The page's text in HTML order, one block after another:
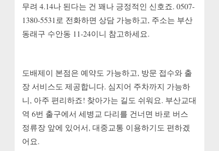
무려 4.14나 된다는 건 꽤나 긍정적인 신호죠. 0507-
1380-5531로 전화하면 상담 가능하고, 주소는 부산
동래구 수안동 11-24이니 참고하세요.
도배제이 본점은 예약도 가능하고, 방문 접수와 출
장 서비스도 제공합니다. 심지어 주차까지 가능하
니, 아주 편리하죠! 찾아가는 길도 쉬워요. 부산교대
역 6번 출구에서 세병교 다리를 건너면 바로 버스
정류장 앞에 있어서, 대중교통 이용하기도 편하겠
어요.